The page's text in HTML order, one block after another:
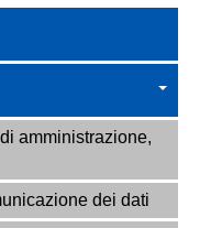
amministrazione,
dei dati